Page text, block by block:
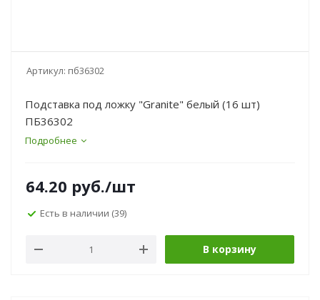
Артикул: пб36302
Подставка под ложку "Granite" белый (16 шт)
ПБ36302
Подробнее
64.20 руб./шт
Есть в наличии (39)
В корзину